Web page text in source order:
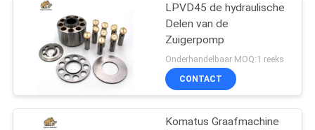
LPVD45 de hydraulische
Delen van de
Zuigerpomp
Onderhandelbaar MOQ:1 reeks
CONTACT
Komatus Graafmachine